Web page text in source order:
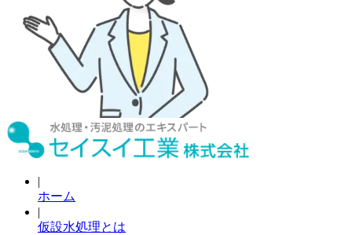
|
ホーム
|
仮設水処理とは